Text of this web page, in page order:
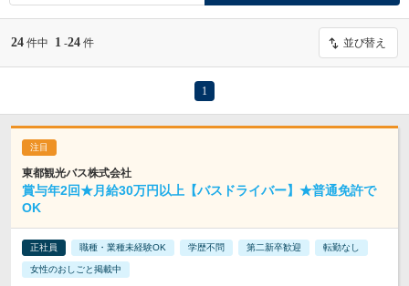
24 件中 1 -24 件 並び替え
1
東都観光バス株式会社
賞与年2回★月給30万円以上【バスドライバー】★普通免許で
OK
正社員 職種・業種未経験OK 学歴不問 第二新卒歓迎 転勤なし
女性のおしごと掲載中